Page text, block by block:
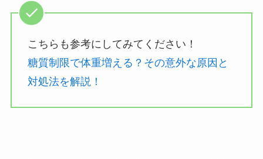
こちらも参考にしてみてください！
糖質制限で体重増える？その意外な原因と
対処法を解説！